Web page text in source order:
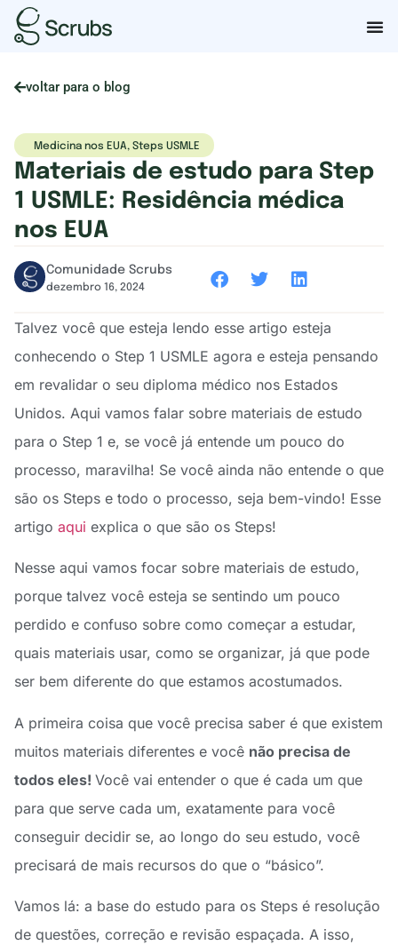
voltar para o blog
Medicina nos EUA, Steps USMLE
Materiais de estudo para Step
1 USMLE: Residência médica
nos EUA
Comunidade Scrubs
dezembro 16, 2024
Talvez você que esteja lendo esse artigo esteja
conhecendo o Step 1 USMLE agora e esteja pensando
em revalidar o seu diploma médico nos Estados
Unidos. Aqui vamos falar sobre materiais de estudo
para o Step 1 e, se você já entende um pouco do
processo, maravilha! Se você ainda não entende o que
são os Steps e todo o processo, seja bem-vindo! Esse
artigo aqui explica o que são os Steps!
Nesse aqui vamos focar sobre materiais de estudo,
porque talvez você esteja se sentindo um pouco
perdido e confuso sobre como começar a estudar,
quais materiais usar, como se organizar, já que pode
ser bem diferente do que estamos acostumados.
A primeira coisa que você precisa saber é que existem
muitos materiais diferentes e você não precisa de
todos eles! Você vai entender o que é cada um que
para que serve cada um, exatamente para você
conseguir decidir se, ao longo do seu estudo, você
precisará de mais recursos do que o “básico”.
Vamos lá: a base do estudo para os Steps é resolução
de questões, correção e revisão espaçada. A isso,